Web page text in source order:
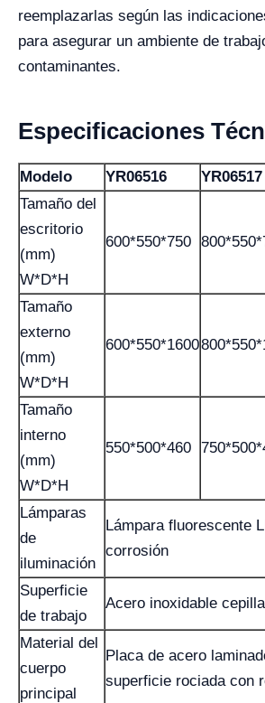
reemplazarlas según las
para asegurar un ambiente de
contaminantes.
Especificaciones
Modelo YR06516 YR06517
Tamaño del
escritorio
(mm)
W*D*H
600*550*750
Tamaño
externo
(mm)
W*D*H
600*550*1600
Tamaño
interno
(mm)
W*D*H
550*500*460
Lámparas
de
iluminación
Lámpara fluorescente
corrosión
Superficie
de trabajo
Acero inoxidable
Material del
cuerpo
principal
Placa de acero
superficie rociada con